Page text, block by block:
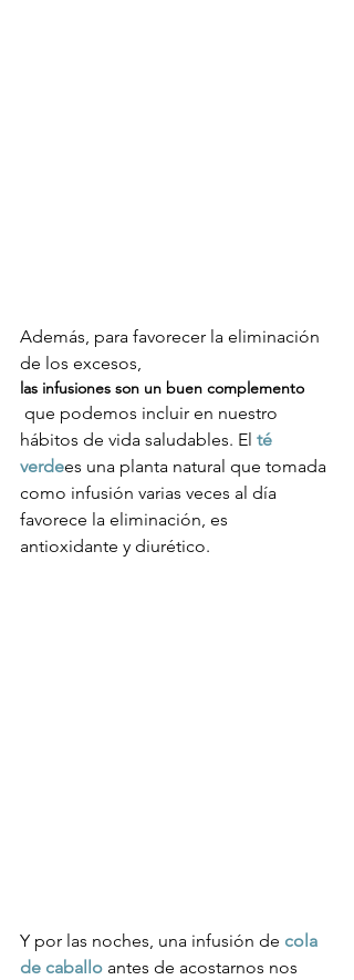
Además, para favorecer la eliminación
de los excesos,
las infusiones son un buen complemento
hábitos de vida saludables. El té
verdees una planta natural que tomada
como infusión varias veces al día
favorece la eliminación, es
Y por las noches, una infusión de cola
de caballo antes de acostarnos nos